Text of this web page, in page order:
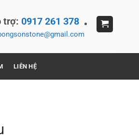
trợ: 0917 261 378
LIÊN HỆ